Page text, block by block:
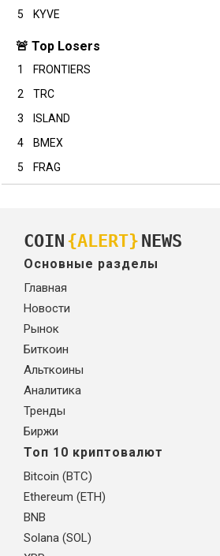
5
KYVE
🚨 Top Losers
1 FRONTIERS
2
TRC
3
ISLAND
4
BMEX
5
FRAG
COIN {ALERT} NEWS
Основные разделы
Главная
Новости
Рынок
Биткоин
Альткоины
Аналитика
Тренды
Биржи
Топ 10 криптовалют
Bitcoin (BTC)
Ethereum (ETH)
BNB
Solana (SOL)